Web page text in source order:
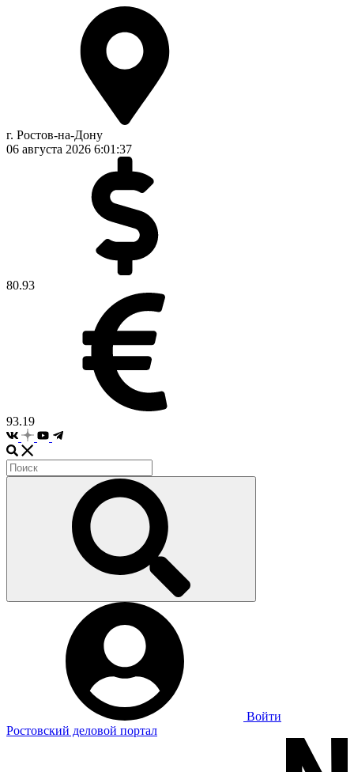
г. Ростов-на-Дону
06 августа 2026 6:01:38
80.93
93.19
Войти
Ростовский деловой портал